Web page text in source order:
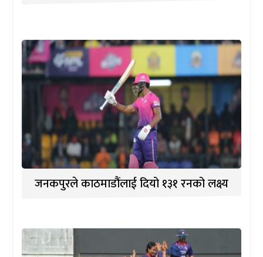
जनकपुरले काठमाडौंलाई दियो १३१ रनको लक्ष्य